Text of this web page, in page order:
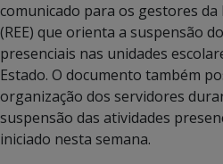
comunicado para os gestores da
(REE) que orienta a suspensão
presenciais nas unidades
Estado. O documento também
organização dos servidores
suspensão das atividades
iniciado nesta semana.